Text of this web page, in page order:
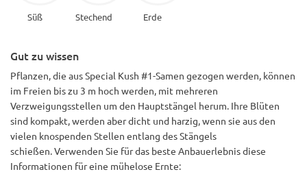
Süß Stechend Erde
Gut zu wissen
Pflanzen, die aus Special Kush #1-Samen gezogen werden, können
im Freien bis zu 3 m hoch werden, mit mehreren
Verzweigungsstellen um den Hauptstängel herum. Ihre Blüten
sind kompakt, werden aber dicht und harzig, wenn sie aus den
vielen knospenden Stellen entlang des Stängels
schießen. Verwenden Sie für das beste Anbauerlebnis diese
Informationen für eine mühelose Ernte: